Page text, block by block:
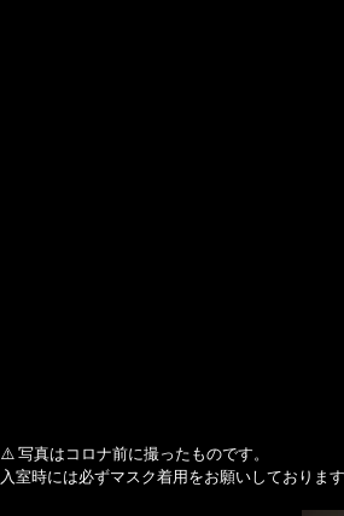
⚠️ 写真はコロナ前に撮ったものです。
入室時には必ずマスク着用をお願いしております